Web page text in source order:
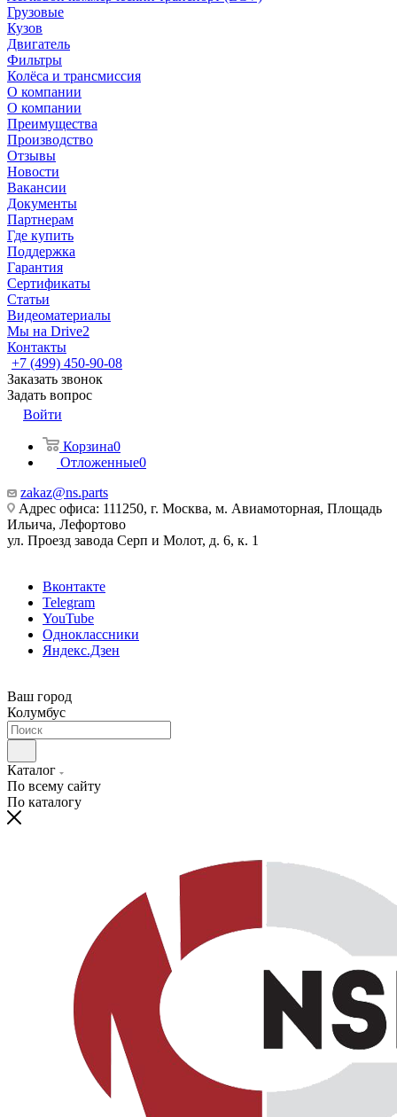
Грузовые
Кузов
Двигатель
Фильтры
Колёса и трансмиссия
О компании
О компании
Преимущества
Производство
Отзывы
Новости
Вакансии
Документы
Партнерам
Где купить
Поддержка
Гарантия
Сертификаты
Статьи
Видеоматериалы
Мы на Drive2
Контакты
+7 (499) 450-90-08
Заказать звонок
Задать вопрос
Войти
Корзина0
Отложенные0
zakaz@ns.parts
Адрес офиса: 111250, г. Москва, м. Авиамоторная, Площадь
Ильича, Лефортово
ул. Проезд завода Серп и Молот, д. 6, к. 1
Вконтакте
Telegram
YouTube
Одноклассники
Яндекс.Дзен
Ваш город
Колумбус
Каталог
По всему сайту
По каталогу